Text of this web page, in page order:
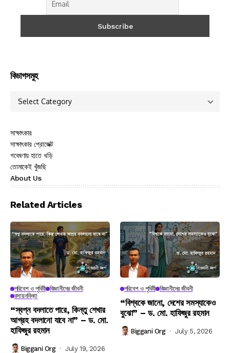
বিভাগসমুহ
সাক্ষাৎকার
সাক্ষাৎকার প্রোজেক্ট
গবেষণায় হাতে খড়ি
তোমাকেই খুঁজছি
About Us
Related Articles
পরিবেশ ও পৃথিবী বিজ্ঞানীদের জীবনী
রসায়নবিদ্যা
“স্বপ্ন বদলাতে পারে, কিন্তু শেখার
আগ্রহ বদলানো যাবে না” – ড. মো.
হাফিজুর রহমান
Biggani Org July 19, 2026
পরিবেশ ও পৃথিবী বিজ্ঞানীদের জীবনী
“বিশ্বকে জানো, দেশের সমস্যাকেও
বুঝো” – ড. মো. হাফিজুর রহমান
Biggani Org July 5, 2026